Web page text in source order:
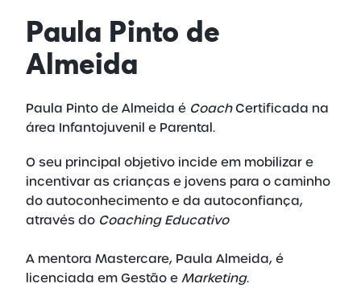
Paula Pinto de
Almeida
Paula Pinto de Almeida é CoachCertificada na
área Infantojuvenil e Parental.
O seu principal objetivo incide em mobilizar e
incentivar as crianças e jovens para o caminho
do autoconhecimento e da autoconfiança,
através do Coaching Educativo
A mentora Mastercare, Paula Almeida, é
licenciada em Gestão eMarketing.